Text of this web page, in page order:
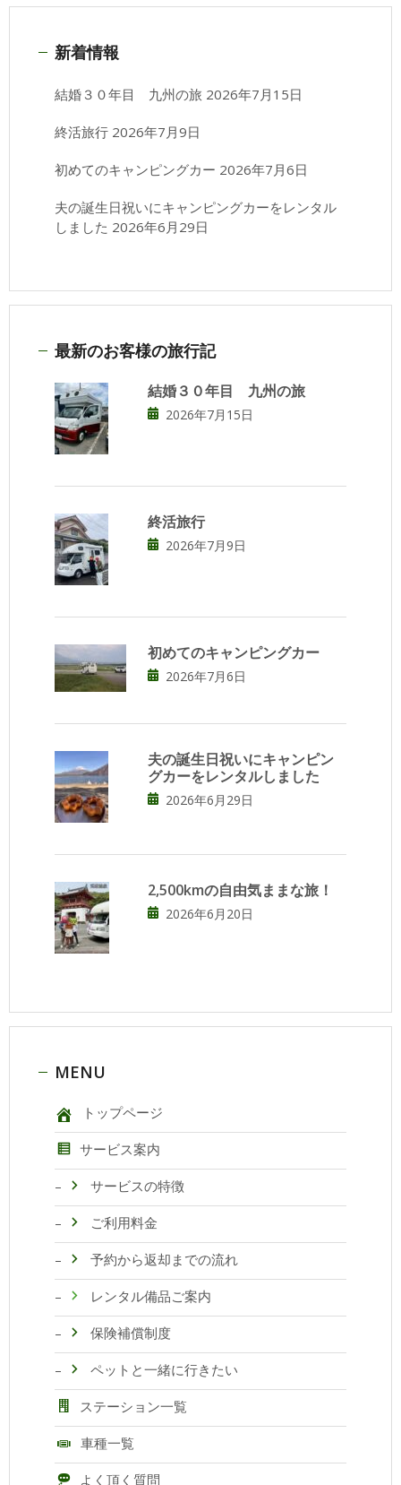
新着情報
結婚３０年目 九州の旅 2026年7月15日
終活旅行 2026年7月9日
初めてのキャンピングカー 2026年7月6日
夫の誕生日祝いにキャンピングカーをレンタル
しました 2026年6月29日
最新のお客様の旅行記
結婚３０年目 九州の旅
2026年7月15日
終活旅行
2026年7月9日
初めてのキャンピングカー
2026年7月6日
夫の誕生日祝いにキャンピン
グカーをレンタルしました
2026年6月29日
2,500kmの自由気ままな旅！
2026年6月20日
MENU
トップページ
サービス案内
サービスの特徴
ご利用料金
予約から返却までの流れ
レンタル備品ご案内
保険補償制度
ペットと一緒に行きたい
ステーション一覧
車種一覧
よく頂く質問